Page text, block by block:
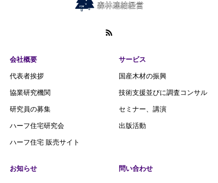
会社概要
代表者挨拶
協業研究機関
研究員の募集
ハーフ住宅研究会
ハーフ住宅 販売サイト
サービス
国産木材の振興
技術支援並びに調査コンサル
セミナー、講演
出版活動
お知らせ 問い合わせ